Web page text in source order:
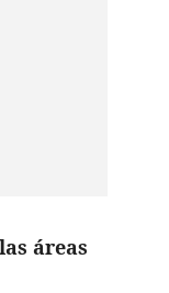
áreas